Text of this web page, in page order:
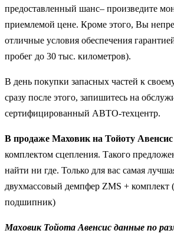
предоставленный шанс– произведите
приемлемой цене. Кроме этого, Вы
отличные условия обеспечения
пробег до 30 тыс. километров).
В день покупки запасных частей к
сразу после этого, запишитесь на
сертифицированный АВТО-техцентр.
В продаже Маховик на Тойоту Авенсис
комплектом сцепления. Такого
найти ни где. Только для вас самая
двухмассовый демпфер ZMS + комплект
подшипник)
Маховик Тойота Авенсис данные по